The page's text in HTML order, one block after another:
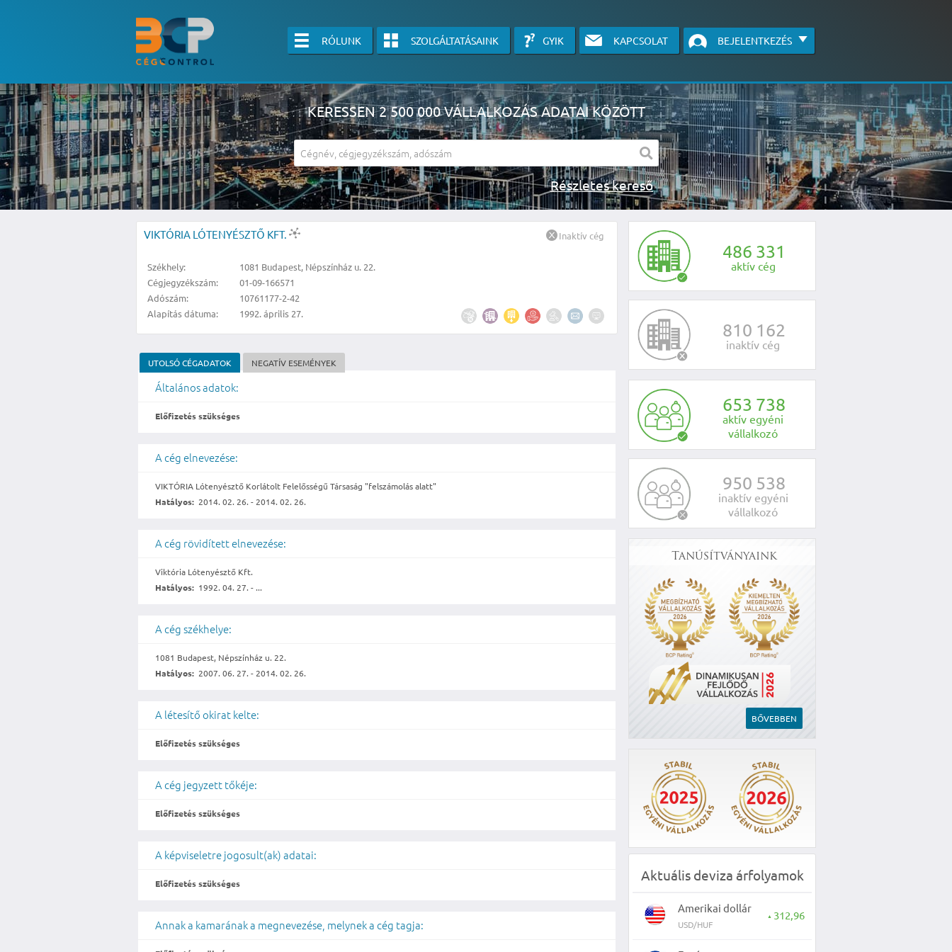
RÓLUNK SZOLGÁLTATÁSAINK GYIK KAPCSOLAT BEJELENTKEZÉS
KERESSEN 2 500 000 VÁLLALKOZÁS ADATAI KÖZÖTT
Részletes kereső
A részletes kereső csak belépett felhasználók számára érhető el, használatához kérjük jelentkezzen be, vagy vegye fel velünk a kapcsolatot az alábbi
486 331
aktív cég
810 162
inaktív cég
653 738
aktív egyéni
vállalkozó
950 538
inaktív egyéni
vállalkozó
Tanúsítványaink
BŐVEBBEN
Aktuális deviza árfolyamok
Amerikai dollár
USD/HUF
▲ 312,96
VIKTÓRIA LÓTENYÉSZTŐ KFT.
Székhely:
1081 Budapest, Népszínház u. 22.
Cégjegyzékszám:
01-09-166571
Adószám:
10761177-2-42
Alapítás dátuma:
1992. április 27.
Inaktív cég
UTOLSÓ CÉGADATOK NEGATÍV ESEMÉNYEK
Általános adatok:
Előfizetés szükséges
A cég elnevezése:
VIKTÓRIA Lótenyésztő Korlátolt Felelősségű Társaság "felszámolás alatt"
Hatályos: 2014. 02. 26. - 2014. 02. 26.
A cég rövidített elnevezése:
Viktória Lótenyésztő Kft.
Hatályos: 1992. 04. 27. - ...
A cég székhelye:
1081 Budapest, Népszínház u. 22.
Hatályos: 2007. 06. 27. - 2014. 02. 26.
A létesítő okirat kelte:
Előfizetés szükséges
A cég jegyzett tőkéje:
Előfizetés szükséges
A képviseletre jogosult(ak) adatai:
Előfizetés szükséges
Annak a kamarának a megnevezése, melynek a cég tagja: